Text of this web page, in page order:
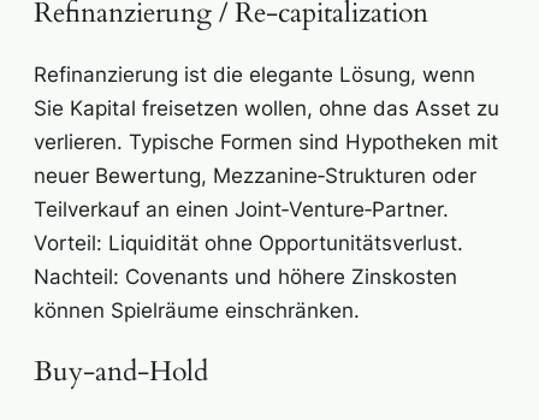
Refinanzierung / Re‑capitalization
Refinanzierung ist die elegante Lösung, wenn
Sie Kapital freisetzen wollen, ohne das Asset zu
verlieren. Typische Formen sind Hypotheken mit
neuer Bewertung, Mezzanine‑Strukturen oder
Teilverkauf an einen Joint‑Venture‑Partner.
Vorteil: Liquidität ohne Opportunitätsverlust.
Nachteil: Covenants und höhere Zinskosten
können Spielräume einschränken.
Buy‑and‑Hold